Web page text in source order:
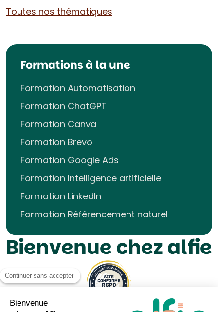
Toutes nos thématiques
Formations à la une
Formation Automatisation
Formation ChatGPT
Formation Canva
Formation Brevo
Formation Google Ads
Formation Intelligence artificielle
Formation LinkedIn
Formation Référencement naturel
Bienvenue chez alfie
Continuer sans accepter
Bienvenue